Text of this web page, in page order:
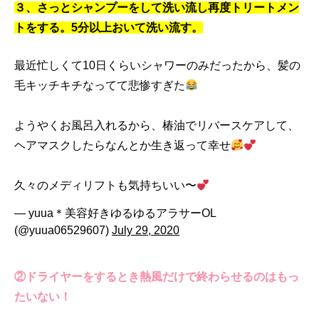
３、さっとシャンプーをして洗い流し再度トリートメン
トをする。5分以上おいて洗い流す。
最近忙しくて10日くらいシャワーのみだったから、髪の
毛キッチキチなってて悲惨すぎた
ようやくお風呂入れるから、椿油でリバースケアして、
ヘアマスクしたらなんとか生き返って幸せ
久々のメディリフトも気持ちいい〜
— yuua＊美容好きゆるゆるアラサーOL
(@yuua06529607) July 29, 2020
② ドライヤーをするとき熱風だけで終わらせるのはもっ
たいない ！